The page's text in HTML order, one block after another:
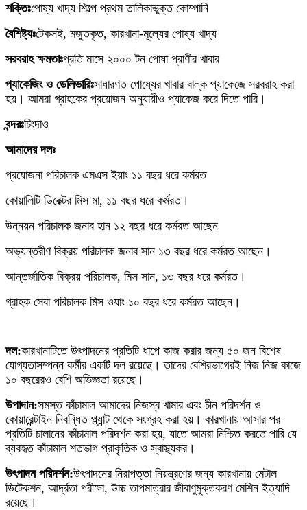
শক্তিঃপোষ্য খাদ্য শিল্পে প্রথম তালিকাভুক্ত কোম্পানি
বৈশিষ্ট্যঃটেকসই, মজুতকৃত, কারখানা-মূল্যের পোষ্য খাদ্য
সরবরাহ ক্ষমতাঃপ্রতি মাসে ২০০০ টন পোষা প্রাণীর খাবার
প্যাকেজিং ও ডেলিভারিঃসাধারণত পোষ্যের খাবার বাল্ক প্যাকেজে সরবরাহ করা
হয়। আমরা গ্রাহকের প্রয়োজন অনুযায়ীও প্যাকেজ করে দিতে পারি।
বন্দরঃচিংদাও
আমাদের দলঃ
প্রযোজনা পরিচালক এমএস ইয়াং ১১ বছর ধরে কর্মরত
কোয়ালিটি ডিরেক্টর মিস মা, ১১ বছর ধরে কর্মরত।
উন্নয়ন পরিচালক জনাব হান ১২ বছর ধরে কর্মরত আছেন
অভ্যন্তরীণ বিক্রয় পরিচালক জনাব সান ১৩ বছর ধরে কর্মরত আছেন।
আন্তর্জাতিক বিক্রয় পরিচালক, মিস সান, ১৩ বছর ধরে কর্মরত।
গ্রাহক সেবা পরিচালক মিস ওয়াং ১০ বছর ধরে কর্মরত আছেন।
দল:কারখানাটিতে উৎপাদনের প্রতিটি ধাপে কাজ করার জন্য ৫০ জন বিশেষ
যোগ্যতাসম্পন্ন কর্মীর একটি দল রয়েছে। তাদের বেশিরভাগেরই নিজ নিজ কাজে
১০ বছরেরও বেশি অভিজ্ঞতা রয়েছে।
উপাদান:সমস্ত কাঁচামাল আমাদের নিজস্ব খামার এবং চীন পরিদর্শন ও
কোয়ারেন্টাইন নিবন্ধিত প্ল্যান্ট থেকে সংগ্রহ করা হয়। কারখানায় আসার পর
প্রতিটি চালানের কাঁচামাল পরিদর্শন করা হয়, যাতে আমরা নিশ্চিত করতে পারি যে
ব্যবহৃত কাঁচামাল শতভাগ প্রাকৃতিক ও স্বাস্থ্যকর।
উৎপাদন পরিদর্শন:উৎপাদনের নিরাপত্তা নিয়ন্ত্রণের জন্য কারখানায় মেটাল
ডিটেকশন, আর্দ্রতা পরীক্ষা, উচ্চ তাপমাত্রার জীবাণুমুক্তকরণ মেশিন ইত্যাদি
রয়েছে।